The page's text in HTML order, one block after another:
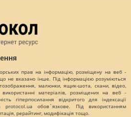
прав на інформацію, розміщену на веб -
не вказано інше. Під інформацією розуміються
малюнки, ящик-шота, скани, відео,
матеріалів, розміщених на веб -
гіперпосилання відкритого для індексації
обов`язкове. Під використанням
рерайтинг, модифікація тощо.